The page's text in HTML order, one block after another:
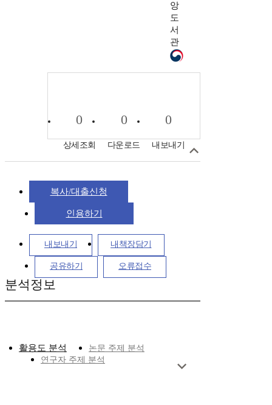
앙
도
서
관
0
상세조회
0
다운로드
0
내보내기
복사/대출신청
인용하기
내보내기 내책장담기
공유하기 오류접수
분석정보
활용도 분석
논문 주제 분석
연구자 주제 분석